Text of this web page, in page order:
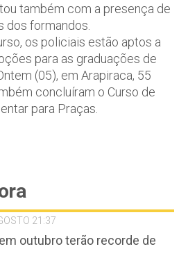
também com a presença de
dos formandos.
os policiais estão aptos a
para as graduações de
(05), em Arapiraca, 55
concluíram o Curso de
para Praças.
21:37
outubro terão recorde de